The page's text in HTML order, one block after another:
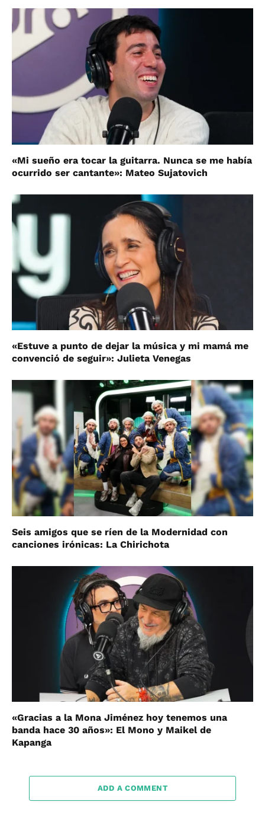
«Mi sueño era tocar la guitarra. Nunca se me había
ocurrido ser cantante»: Mateo Sujatovich
«Estuve a punto de dejar la música y mi mamá me
convenció de seguir»: Julieta Venegas
Seis amigos que se ríen de la Modernidad con
canciones irónicas: La Chirichota
«Gracias a la Mona Jiménez hoy tenemos una
banda hace 30 años»: El Mono y Maikel de
Kapanga
ADD A COMMENT